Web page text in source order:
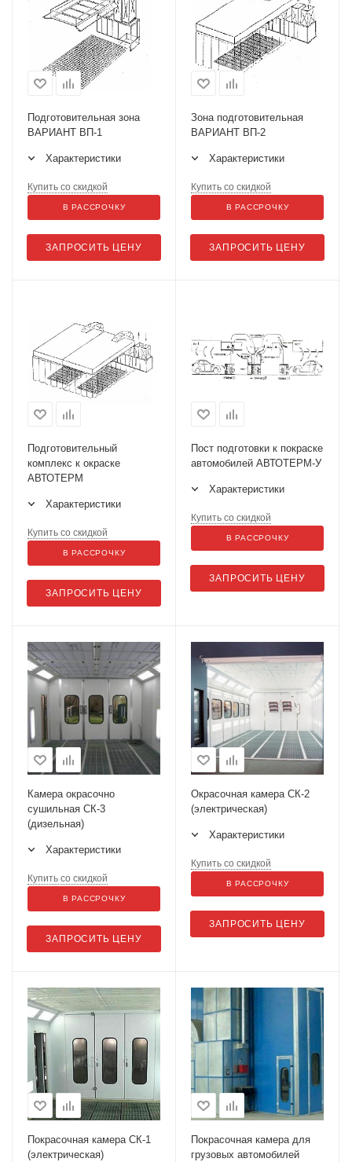
Подготовительная зона
ВАРИАНТ ВП-1
Характеристики
ЗАПРОСИТЬ ЦЕНУ
Купить со скидкой
В РАССРОЧКУ
Зона подготовительная
ВАРИАНТ ВП-2
Характеристики
ЗАПРОСИТЬ ЦЕНУ
Купить со скидкой
В РАССРОЧКУ
Подготовительный
комплекс к окраске
АВТОТЕРМ
Характеристики
ЗАПРОСИТЬ ЦЕНУ
Купить со скидкой
В РАССРОЧКУ
Пост подготовки к покраске
автомобилей АВТОТЕРМ-У
Характеристики
ЗАПРОСИТЬ ЦЕНУ
Купить со скидкой
В РАССРОЧКУ
Камера окрасочно
сушильная СК-3
(дизельная)
Характеристики
ЗАПРОСИТЬ ЦЕНУ
Купить со скидкой
В РАССРОЧКУ
Окрасочная камера СК-2
(электрическая)
Характеристики
ЗАПРОСИТЬ ЦЕНУ
Купить со скидкой
В РАССРОЧКУ
Покрасочная камера СК-1
(электрическая)
Покрасочная камера для
грузовых автомобилей